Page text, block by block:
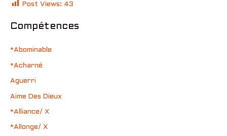
Post Views: 43
Compétences
*Abominable
*Acharné
Aguerri
Aime Des Dieux
*Alliance/ X
*Allonge/ X